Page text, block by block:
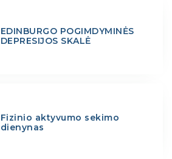
EDINBURGO POGIMDYMINĖS
DEPRESIJOS SKALĖ
Fizinio aktyvumo sekimo
dienynas